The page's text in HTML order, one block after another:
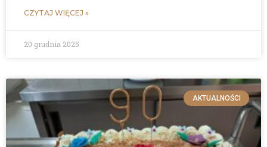
CZYTAJ WIĘCEJ »
20 grudnia 2025
AKTUALNOŚCI